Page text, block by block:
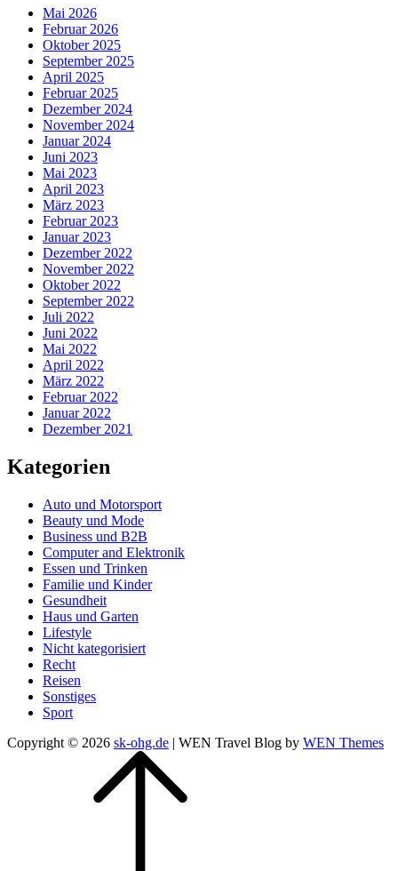
Mai 2026
Februar 2026
Oktober 2025
September 2025
April 2025
Februar 2025
Dezember 2024
November 2024
Januar 2024
Juni 2023
Mai 2023
April 2023
März 2023
Februar 2023
Januar 2023
Dezember 2022
November 2022
Oktober 2022
September 2022
Juli 2022
Juni 2022
Mai 2022
April 2022
März 2022
Februar 2022
Januar 2022
Dezember 2021
Kategorien
Auto und Motorsport
Beauty und Mode
Business und B2B
Computer and Elektronik
Essen und Trinken
Familie und Kinder
Gesundheit
Haus und Garten
Lifestyle
Nicht kategorisiert
Recht
Reisen
Sonstiges
Sport
Copyright © 2026 sk-ohg.de | WEN Travel Blog by WEN Themes